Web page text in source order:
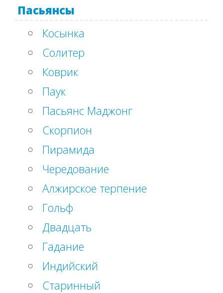
Пасьянсы
Косынка
Солитер
Коврик
Паук
Пасьянс Маджонг
Скорпион
Пирамида
Чередование
Алжирское терпение
Гольф
Двадцать
Гадание
Индийский
Старинный